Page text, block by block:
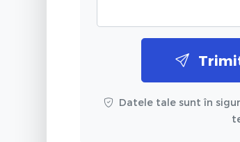
Datele tale sunt în